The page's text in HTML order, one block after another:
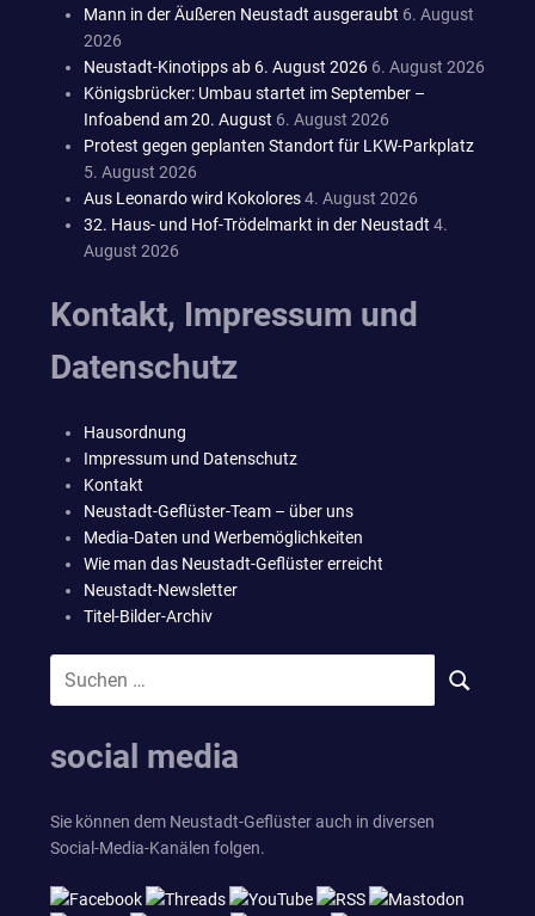
Mann in der Äußeren Neustadt ausgeraubt 6. August
2026
Neustadt-Kinotipps ab 6. August 2026 6. August 2026
Königsbrücker: Umbau startet im September –
Infoabend am 20. August 6. August 2026
Protest gegen geplanten Standort für LKW-Parkplatz
5. August 2026
Aus Leonardo wird Kokolores4. August 2026
32. Haus- und Hof-Trödelmarkt in der Neustadt 4.
August 2026
Kontakt, Impressum und
Datenschutz
Hausordnung
Impressum und Datenschutz
Kontakt
Neustadt-Geflüster-Team – über uns
Media-Daten und Werbemöglichkeiten
Wie man das Neustadt-Geflüster erreicht
Neustadt-Newsletter
Titel-Bilder-Archiv
SUCHEN
social media
Sie können dem Neustadt-Geflüster auch in diversen
Social-Media-Kanälen folgen.